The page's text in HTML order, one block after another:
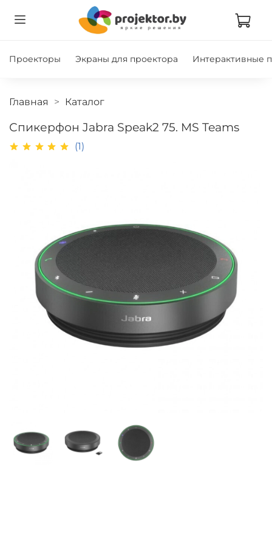
Проекторы Экраны для проектора Интерактивные
Главная Каталог
Спикерфон Jabra Speak2 75. MS Teams
(1)